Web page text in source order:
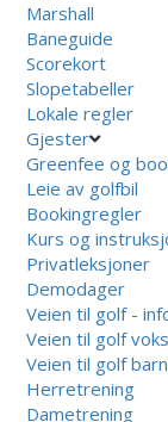
Marshall
Baneguide
Scorekort
Slopetabeller
Lokale regler
Gjester
Greenfee og
Leie av golfbil
Bookingregler
Kurs og
Privatleksjoner
Demodager
Veien til golf -
Veien til golf
Veien til golf
Herretrening
Dametrening